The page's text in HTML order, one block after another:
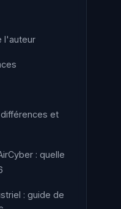
l'auteur
différences et
: quelle
: guide de